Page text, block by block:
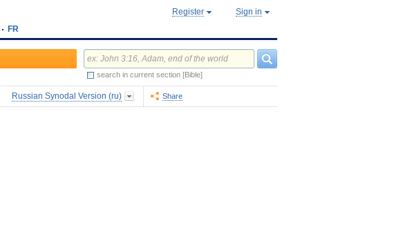
FR
Register Sign in
search in current section [Bible]
Russian Synodal Version (ru) Share